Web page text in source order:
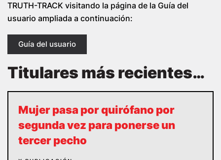
TRUTH-TRACK visitando la página de la Guía del
usuario ampliada a continuación:
Guía del usuario
Titulares más recientes…
Mujer pasa por quirófano por
segunda vez para ponerse un
tercer pecho